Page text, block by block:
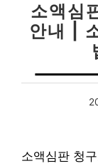
소액심
안내 |
소액심판 청